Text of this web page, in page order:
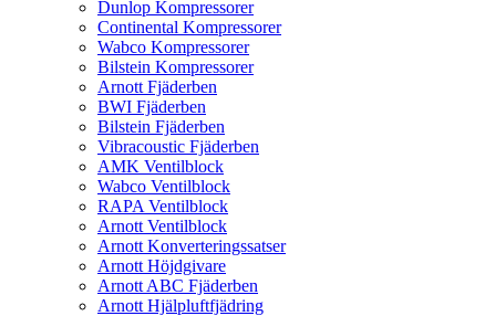
Dunlop Kompressorer
Continental Kompressorer
Wabco Kompressorer
Bilstein Kompressorer
Arnott Fjäderben
BWI Fjäderben
Bilstein Fjäderben
Vibracoustic Fjäderben
AMK Ventilblock
Wabco Ventilblock
RAPA Ventilblock
Arnott Ventilblock
Arnott Konverteringssatser
Arnott Höjdgivare
Arnott ABC Fjäderben
Arnott Hjälpluftfjädring